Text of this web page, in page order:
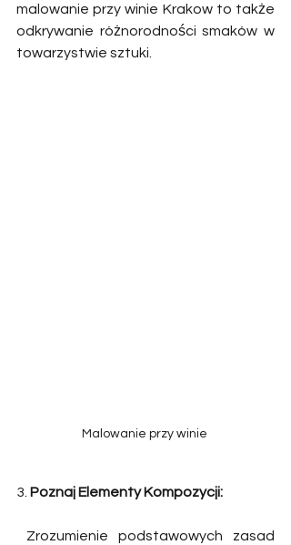
malowanie przy winie Krakow to także
odkrywanie różnorodności smaków w
towarzystwie sztuki.
Malowanie przy winie
3. Poznaj Elementy Kompozycji: